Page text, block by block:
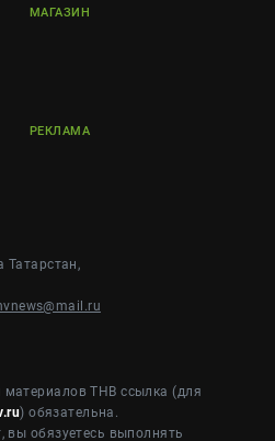
МАГАЗИН
РЕКЛАМА
Татарстан,
ТНВ ссылка (для
) обязательна.
вы обязуетесь выполнять